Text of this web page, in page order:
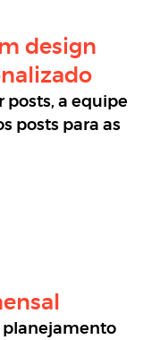
design
posts, a equipe
posts para as
planejamento